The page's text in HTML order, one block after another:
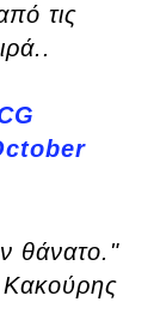
τις
θάνατο."